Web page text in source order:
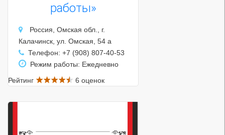
работы»
Россия, Омская обл., г.
Калачинск, ул. Омская, 54 а
Телефон: +7 (908) 807-40-53
Режим работы: Ежедневно
Рейтинг
6 оценок